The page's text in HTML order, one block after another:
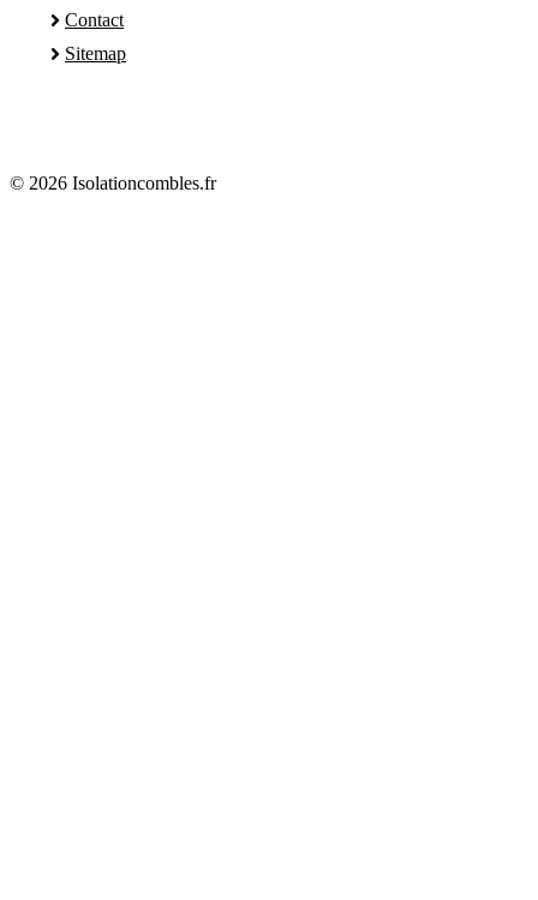
Contact
Sitemap
© 2026 Isolationcombles.fr